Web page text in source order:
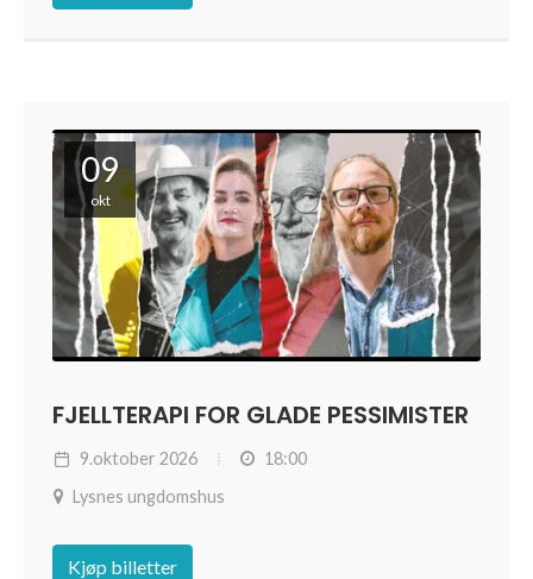
09
okt
FJELLTERAPI FOR GLADE PESSIMISTER
9.oktober 2026
18:00
Lysnes ungdomshus
Kjøp billetter